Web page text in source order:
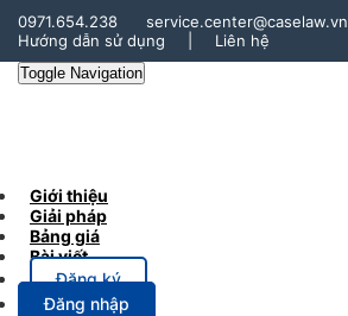
0971.654.238
service.center@caselaw.vn
Hướng dẫn sử dụng
Liên hệ
Toggle Navigation
Giới thiệu
Giải pháp
Bảng giá
Bài viết
Đăng ký
Đăng nhập